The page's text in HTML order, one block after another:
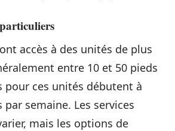
accès à des unités de plus
entre 10 et 50 pieds
pour ces unités débutent à
semaine. Les services
mais les options de